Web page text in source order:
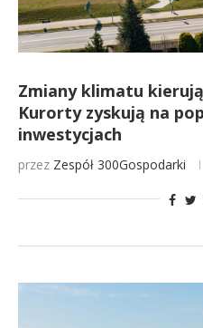
Zmiany klimatu
Kurorty zyskują na
inwestycjach
przez Zespół 300Gospodarki